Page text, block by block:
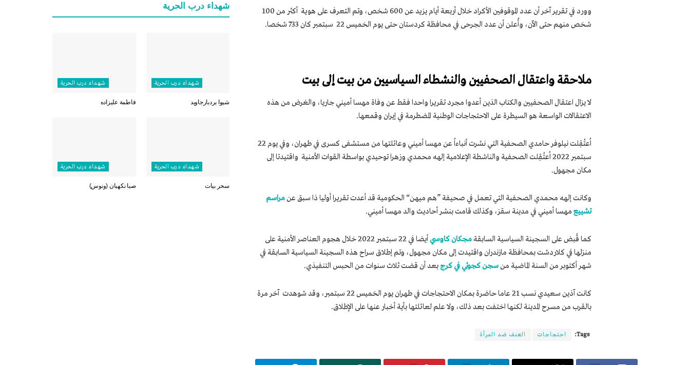
وورد في تقرير آخر أن عدد الموقوفين الأكراد خلال أربعة أيام يزيد عن 600 شخص، وتم التعرف على هوية أكثر من 100
شخص منهم حتى الآن، وأُعلن أن عدد الجرحى في محافظة كردستان حتى يوم الخميس 22 سبتمبر كان 733 شخصا.
ملاحقة واعتقال الصحفيين والنشطاء السياسيين من بيت إلى بيت
لا يزال اعتقال الصحفيين والكتاب الذين أعدوا مجرد تقريرا واحدا فقط عن وفاة مهسا أميني جاريا، والغرض من هذه
الاعتقالات الواسعة هو السيطرة على الاحتجاجات الوطنية المضطرمة في إيران وقمعها.
اُعتُقِلت نيلوفر حامدي الصحفية التي نشرت أنباءاً عن مهسا أميني وعائلتها من مستشفى كسرى في طهران، وفي يوم 22
سبتمبر 2022 اُعتُقِلت الصحفية والناشطة الإعلامية إلهه محمدي وزهرا توحيدي بواسطة القوات الأمنية واقتيدتا إلى
مكان مجهول.
وكانت إلهه محمدي الصحفية التي تعمل في صحيفة ”هم ميهن“ الحكومية قد أعدت تقريرا أوليا ذا سبق عن مراسم
تشييع مهسا أميني في مدينة سقز، وكذلك قامت بنشر أحاديث والد مهسا أميني.
كما قُبض على السجينة السياسية السابقة مجكان كاوسي
أيضا في 22 سبتمبر 2022 خلال هجوم العناصر الأمنية على
منزلها في كلاردشت بمحافظة مازندران واقتيدت إلى مكان مجهول، وتم إطلاق سراح هذه السجينة السياسية السابقة في
شهر أكتوبر من السنة الماضية من سجن كجوئي في كرجبعد أن قضت ثلاث سنوات من الحبس التنفيذي.
كانت آذين سعيدي نسب 21 عاما حاضرة بمكان الاحتجاجات في طهران يوم الخميس 22 سبتمبر، وقد شوهدت آخر مرة
بالقرب من مسرح المدينة لكنها اختفت بعد ذلك، ولا علم لعائلتها بأية أخبار عنها على الإطلاق.
Tags: احتجاجات العنف ضد المرأة
شهداء درب الحرية
شهداء درب الحرية
شيوا بردبارجاويد
شهداء درب الحرية
فاطمة عليزاده
شهداء درب الحرية
سحر بيات
شهداء درب الحرية
صبا نكهبان (ونوس)